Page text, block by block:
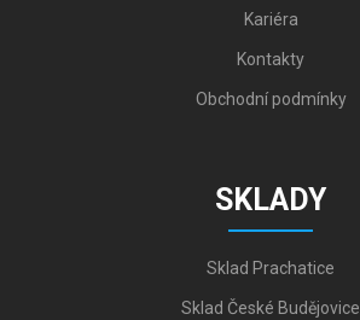
Kariéra
Kontakty
Obchodní podmínky
SKLADY
Sklad Prachatice
Sklad České Budějovice